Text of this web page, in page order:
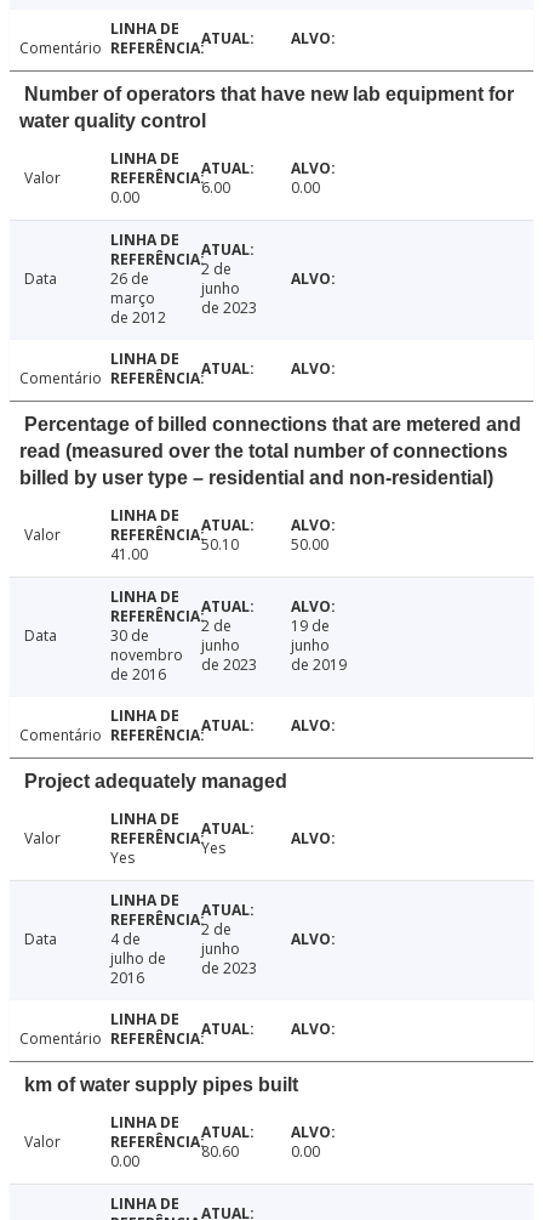
Comentário
Number of operators that have new lab equipment for
water quality control
Valor
0.00
6.00 0.00
Data
26 de
março
de 2012
2 de
junho
de 2023
Comentário
Percentage of billed connections that are metered and
read (measured over the total number of connections
billed by user type – residential and non-residential)
Valor
41.00
50.10 50.00
Data
30 de
novembro
de 2016
2 de
junho
de 2023
19 de
junho
de 2019
Comentário
Project adequately managed
Valor
Yes
Yes
Data
4 de
julho de
2016
2 de
junho
de 2023
Comentário
km of water supply pipes built
Valor
0.00
80.60 0.00